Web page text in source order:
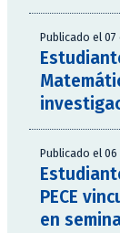
Publicado el
Publicado el
PECE
en